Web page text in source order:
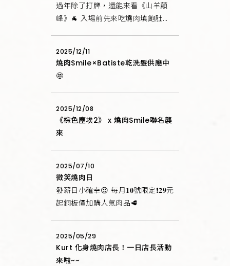
過年除了打牌，還能來看《山羊顛
峰》🐐 入場前先來吃燒肉填飽肚
2025/12/11
燒肉Smile×Batiste乾洗髮供應中
🤩
2025/12/08
《棕色塵埃2》 x 燒肉Smile聯名襲
來
2025/07/10
微笑燒肉日
發薪日小確幸😍 每月𝟏𝟎號限定❗𝟐𝟗元
起銅板價加購人氣肉品🥩
2025/05/29
Kurt 化身燒肉店長！一日店長活動
來啦~~